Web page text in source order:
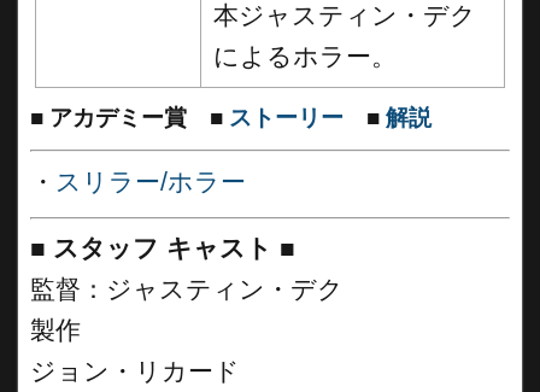
本ジャスティン・デク
によるホラー。
■ アカデミー賞 ■ ストーリー ■ 解説
・ スリラー/ホラー
■ スタッフ キャスト ■
監督：ジャスティン・デク
製作
ジョン・リカード